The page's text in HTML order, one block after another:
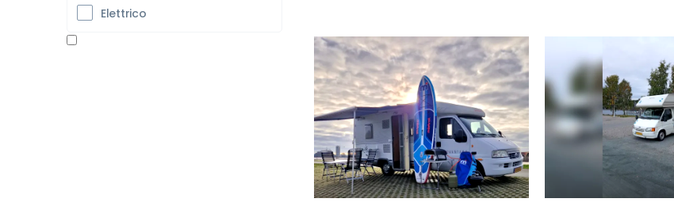
Precedente SuccessivoPrecedente
Elettrico